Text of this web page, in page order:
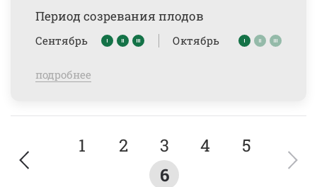
Период созревания плодов
Сентябрь Октябрь
подробнее
1 2 3 4
5
6